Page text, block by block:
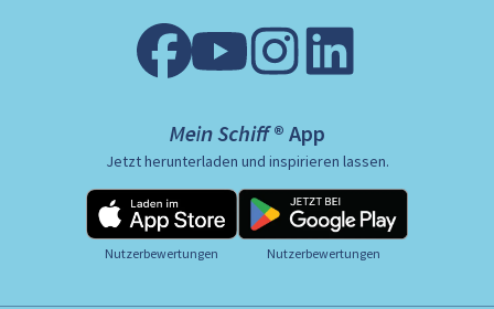
Mein Schiff ® App
Jetzt herunterladen und inspirieren lassen.
Nutzerbewertungen Nutzerbewertungen